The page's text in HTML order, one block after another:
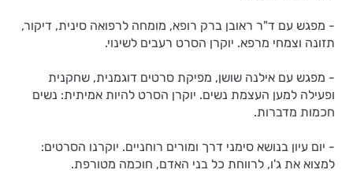
- מפגש עם ד"ר ראובן ברק רופא, מומחה לרפואה סינית, דיקור,
תזונה וצמחי מרפא. יוקרן הסרט רעבים לשינוי.
- מפגש עם אילנה שושן, מפיקת סרטים דוגמנית, שחקנית
ופעילה למען העצמת נשים. יוקרן הסרט להיות אמיתית: נשים
חכמות מדברות.
- יום עיון בנושא סימני דרך ומורים רוחניים. יוקרנו הסרטים:
למצוא את ג'ו, לרווחת כל בני האדם, חוכמה מטורפת.